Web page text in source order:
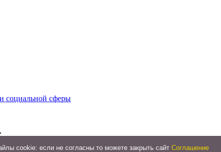
социальной сферы
cookie: если не согласны то можете закрыть сайт Соглашение